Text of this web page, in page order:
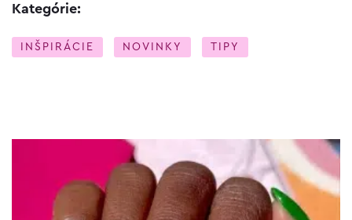
Kategórie:
INŠPIRÁCIE NOVINKY TIPY